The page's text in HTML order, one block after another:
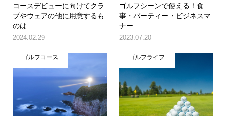
コースデビューに向けてクラ
ブやウェアの他に用意するも
のは
2024.02.29
ゴルフシーンで使える！食
事・パーティー・ビジネスマ
ナー
2023.07.20
ゴルフコース ゴルフライフ